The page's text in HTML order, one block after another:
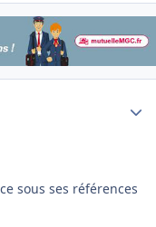
sous ses références